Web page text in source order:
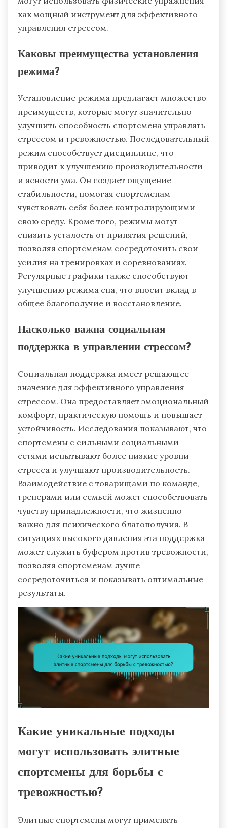
как мощный инструмент для эффективного
управления стрессом.
Каковы преимущества установления
режима?
Установление режима предлагает множество
преимуществ, которые могут значительно
улучшить способность спортсмена управлять
стрессом и тревожностью. Последовательный
режим способствует дисциплине, что
приводит к улучшению производительности
и ясности ума. Он создает ощущение
стабильности, помогая спортсменам
чувствовать себя более контролирующими
свою среду. Кроме того, режимы могут
снизить усталость от принятия решений,
позволяя спортсменам сосредоточить свои
усилия на тренировках и соревнованиях.
Регулярные графики также способствуют
улучшению режима сна, что вносит вклад в
общее благополучие и восстановление.
Насколько важна социальная
поддержка в управлении стрессом?
Социальная поддержка имеет решающее
значение для эффективного управления
стрессом. Она предоставляет эмоциональный
комфорт, практическую помощь и повышает
устойчивость. Исследования показывают, что
спортсмены с сильными социальными
сетями испытывают более низкие уровни
стресса и улучшают производительность.
Взаимодействие с товарищами по команде,
тренерами или семьей может способствовать
чувству принадлежности, что жизненно
важно для психического благополучия. В
ситуациях высокого давления эта поддержка
может служить буфером против тревожности,
позволяя спортсменам лучше
сосредоточиться и показывать оптимальные
результаты.
Какие уникальные подходы
могут использовать элитные
спортсмены для борьбы с
тревожностью?
Элитные спортсмены могут применять